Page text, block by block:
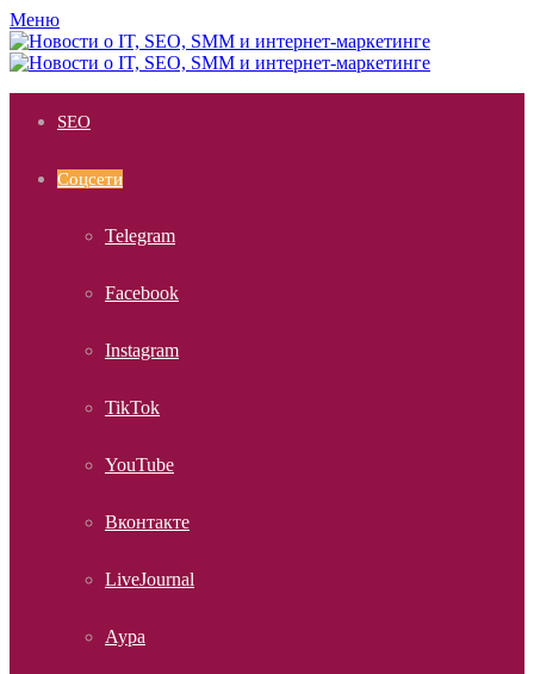
Меню
SEO
Соцсети
Telegram
Facebook
Instagram
TikTok
YouTube
Вконтакте
LiveJournal
Аура